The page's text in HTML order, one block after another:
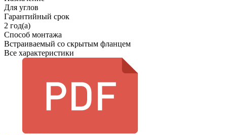
Для углов
Гарантийный срок
2 год(а)
Способ монтажа
Встраиваемый со скрытым фланцем
Все характеристики